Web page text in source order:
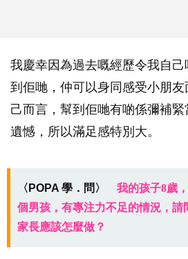
我慶幸因為過去嘅經歷令我自
到佢哋，仲可以身同感受小朋
己而言，幫到佢哋有啲係彌補
遺憾，所以滿足感特別大。
〈POPA 學．問〉
我的孩子8歲
個男孩，有專注力不足的情況，請
家長應該怎麼做？